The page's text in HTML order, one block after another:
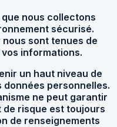
nous collectons
sécurisé.
sont tenues de
informations.
un haut niveau de
personnelles.
ne peut garantir
risque est toujours
de renseignements